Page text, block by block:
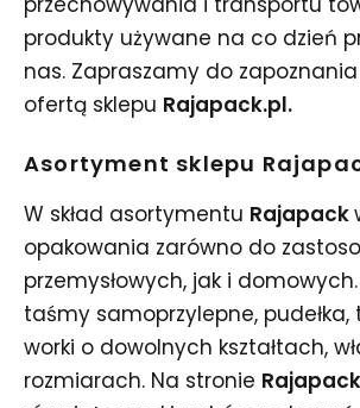
produkty używane na co dzień
nas. Zapraszamy do
ofertą sklepu Rajapack.pl.
Asortyment sklepu
W skład asortymentu Rajapack
opakowania zarówno do
przemysłowych, jak i
taśmy samoprzylepne, pudełka,
worki o dowolnych kształtach,
rozmiarach. Na stronie Rajapack